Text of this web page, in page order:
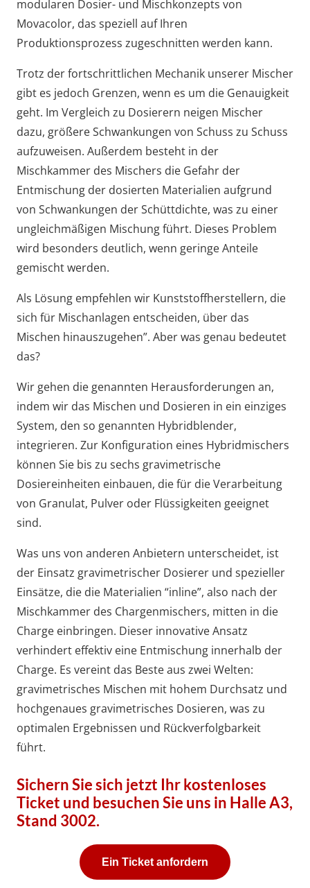
modularen Dosier- und Mischkonzepts von
Movacolor, das speziell auf Ihren
Produktionsprozess zugeschnitten werden kann.
Trotz der fortschrittlichen Mechanik unserer Mischer
gibt es jedoch Grenzen, wenn es um die Genauigkeit
geht. Im Vergleich zu Dosierern neigen Mischer
dazu, größere Schwankungen von Schuss zu Schuss
aufzuweisen. Außerdem besteht in der
Mischkammer des Mischers die Gefahr der
Entmischung der dosierten Materialien aufgrund
von Schwankungen der Schüttdichte, was zu einer
ungleichmäßigen Mischung führt. Dieses Problem
wird besonders deutlich, wenn geringe Anteile
gemischt werden.
Als Lösung empfehlen wir Kunststoffherstellern, die
sich für Mischanlagen entscheiden, über das
Mischen hinauszugehen”. Aber was genau bedeutet
das?
Wir gehen die genannten Herausforderungen an,
indem wir das Mischen und Dosieren in ein einziges
System, den so genannten Hybridblender,
integrieren. Zur Konfiguration eines Hybridmischers
können Sie bis zu sechs gravimetrische
Dosiereinheiten einbauen, die für die Verarbeitung
von Granulat, Pulver oder Flüssigkeiten geeignet
sind.
Was uns von anderen Anbietern unterscheidet, ist
der Einsatz gravimetrischer Dosierer und spezieller
Einsätze, die die Materialien “inline”, also nach der
Mischkammer des Chargenmischers, mitten in die
Charge einbringen. Dieser innovative Ansatz
verhindert effektiv eine Entmischung innerhalb der
Charge. Es vereint das Beste aus zwei Welten:
gravimetrisches Mischen mit hohem Durchsatz und
hochgenaues gravimetrisches Dosieren, was zu
optimalen Ergebnissen und Rückverfolgbarkeit
führt.
Sichern Sie sich jetzt Ihr kostenloses
Ticket und besuchen Sie uns in Halle A3,
Stand 3002.
Ein Ticket anfordern